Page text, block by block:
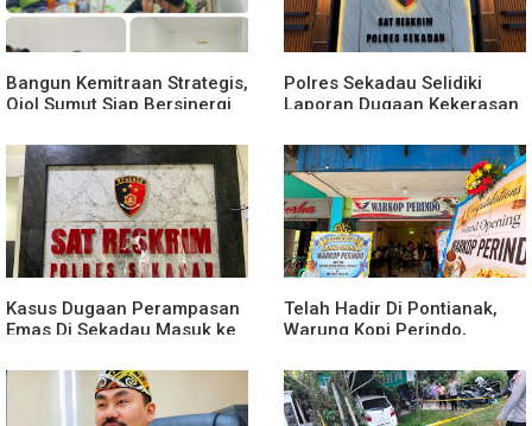
Bangun Kemitraan Strategis,
Ojol Sumut Siap Bersinergi
yang Tertib dan Kondusif
Polres Sekadau Selidiki
Laporan Dugaan Kekerasan
Dibawah Umur
Kasus Dugaan Perampasan
Emas Di Sekadau Masuk ke
Telah Hadir Di Pontianak,
Warung Kopi Perindo,
dan Mendukung UMKM